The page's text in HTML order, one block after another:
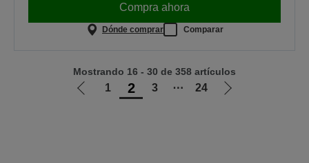
Compra ahora
Dónde comprar Comparar
Ir
1 2 3 ⋯ 24
Ir
Mostrando 16 - 30 de 358 artículos